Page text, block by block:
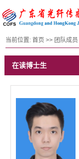
当前位置:首页 >> 团队成员
在读博士生